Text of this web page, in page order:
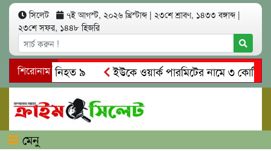
সিলেট ৭ই আগস্ট, ২০২৬ খ্রিস্টাব্দ | ২৩শে শ্রাবণ, ১৪৩৩ বঙ্গাব্দ |
২৩শে সফর, ১৪৪৮ হিজরি
শিরোনামনিহত ৯
ইউকে ওয়ার্ক পারমিটের নামে ৩ কোটি ৬০
গ্রেপ্তারের দাবি স্থানীয়দের
গোয়াইনঘাটে আলিম উদ্দিনের
মেনু